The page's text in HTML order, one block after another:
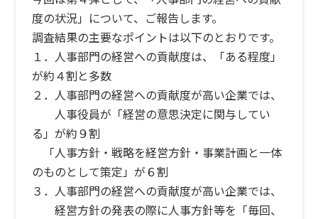
度の状況」について、ご報告します。
調査結果の主要なポイントは以下のとおりです。
１．人事部門の経営への貢献度は、「ある程度」
が約４割と多数
２．人事部門の経営への貢献度が高い企業では、
人事役員が「経営の意思決定に関与してい
る」が約９割
「人事方針・戦略を経営方針・事業計画と一体
のものとして策定」が６割
３．人事部門の経営への貢献度が高い企業では、
経営方針の発表の際に人事方針等を「毎回、